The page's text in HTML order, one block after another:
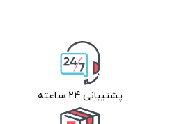
پشتیبانی 24 ساعته